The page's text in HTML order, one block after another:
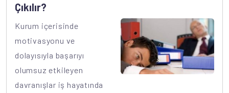
Çıkılır?
Kurum içerisinde
motivasyonu ve
dolayısıyla başarıyı
olumsuz etkileyen
davranışlar iş hayatında